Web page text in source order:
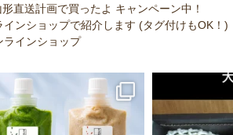
直送計画で買ったよ キャンペーン中！
インショップで紹介します (タグ付けもOK！)
インショップ